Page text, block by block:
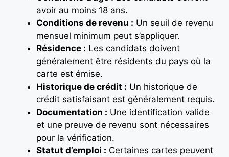
avoir au moins 18 ans.
Conditions de revenu : Un seuil de revenu
mensuel minimum peut s’appliquer.
Résidence : Les candidats doivent
généralement être résidents du pays où la
carte est émise.
Historique de crédit : Un historique de
crédit satisfaisant est généralement requis.
Documentation : Une identification valide
et une preuve de revenu sont nécessaires
pour la vérification.
Statut d’emploi : Certaines cartes peuvent